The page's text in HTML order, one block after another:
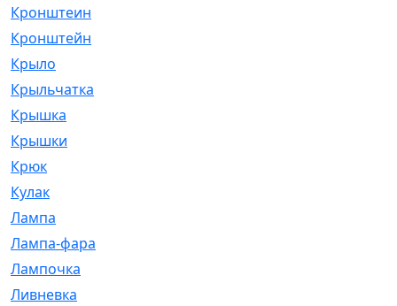
Кронштеин
Кронштейн
Крыло
Крыльчатка
Крышка
Крышки
Крюк
Кулак
Лампа
Лампа-фара
Лампочка
Ливневка